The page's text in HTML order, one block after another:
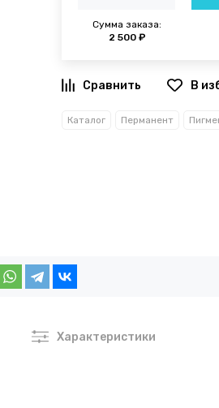
Сумма заказа:
2 500 ₽
В
Каталог Перманент
Характеристики